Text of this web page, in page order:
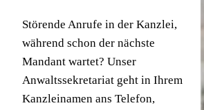
Störende Anrufe in der Kanzlei,
während schon der nächste
Mandant wartet? Unser
Anwaltssekretariat geht in Ihrem
Kanzleinamen ans Telefon,